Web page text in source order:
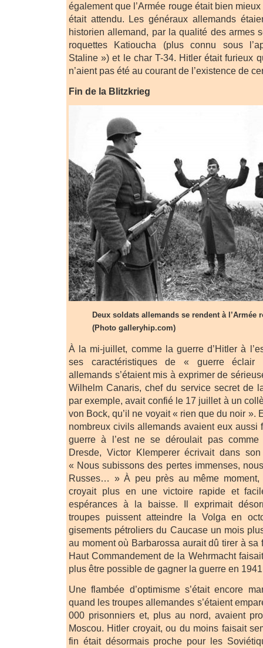
également que l’Armée rouge était bien mieux
était attendu. Les généraux allemands
historien allemand, par la qualité des armes
roquettes Katioucha (plus connu sous
Staline ») et le char T-34. Hitler était furieux
n’aient pas été au courant de l’existence de
Fin de la Blitzkrieg
Deux soldats allemands se rendent à l’Armée
(Photo galleryhip.com)
À la mi-juillet, comme la guerre d’Hitler à
ses caractéristiques de « guerre éclair
allemands s’étaient mis à exprimer de
Wilhelm Canaris, chef du service secret de
par exemple, avait confié le 17 juillet à un
von Bock, qu’il ne voyait « rien que du noir ».
nombreux civils allemands avaient eux aussi
guerre à l’est ne se déroulait pas comme
Dresde, Victor Klemperer écrivait dans
« Nous subissons des pertes immenses,
Russes… » À peu près au même
croyait plus en une victoire rapide et
espérances à la baisse. Il exprimait
troupes puissent atteindre la Volga en
gisements pétroliers du Caucase un mois
au moment où Barbarossa aurait dû tirer à sa
Haut Commandement de la Wehrmacht
plus être possible de gagner la guerre en
Une flambée d’optimisme s’était encore
quand les troupes allemandes s’étaient
000 prisonniers et, plus au nord, avaient
Moscou. Hitler croyait, ou du moins faisait
fin était désormais proche pour les